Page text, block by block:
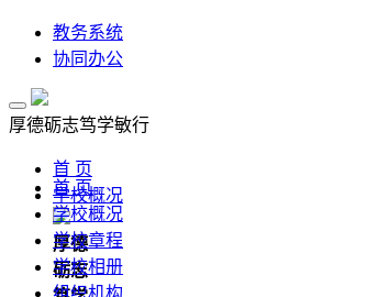
教务系统
协同办公
厚德砺志笃学敏行
首 页
学校概况
厚德
砺志
首 页
学校概况
学校章程
学校相册
组织机构